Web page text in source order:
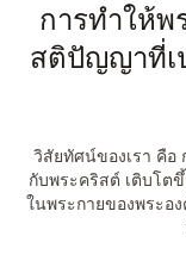
การทำให้พ
สติปัญญาที่เ
วิสัยทัศน์ของเรา คื
กับพระคริสต์ เติบโต
ในพระกายของพระอ